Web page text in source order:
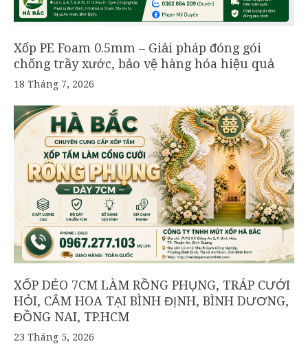
Xốp PE Foam 0.5mm – Giải pháp đóng gói
chống trầy xước, bảo vệ hàng hóa hiệu quả
18 Tháng 7, 2026
XỐP DẺO 7CM LÀM RỒNG PHỤNG, TRÁP CƯỚI
HỎI, CẮM HOA TẠI BÌNH ĐỊNH, BÌNH DƯƠNG,
ĐỒNG NAI, TP.HCM
23 Tháng 5, 2026